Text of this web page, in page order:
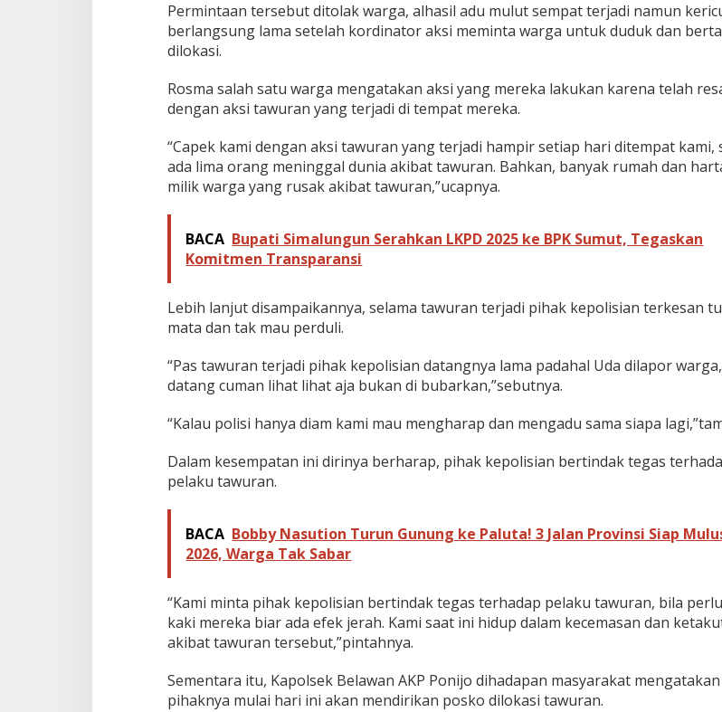
Permintaan tersebut ditolak warga, alhasil adu mulut sempat terjadi namun
berlangsung lama setelah kordinator aksi meminta warga untuk duduk dan
dilokasi.
Rosma salah satu warga mengatakan aksi yang mereka lakukan karena telah
dengan aksi tawuran yang terjadi di tempat mereka.
“Capek kami dengan aksi tawuran yang terjadi hampir setiap hari ditempat kami,
ada lima orang meninggal dunia akibat tawuran. Bahkan, banyak rumah dan
milik warga yang rusak akibat tawuran,”ucapnya.
BACA Bupati Simalungun Serahkan LKPD 2025 ke BPK Sumut, Tegaskan
Komitmen Transparansi
Lebih lanjut disampaikannya, selama tawuran terjadi pihak kepolisian terkesan
mata dan tak mau perduli.
“Pas tawuran terjadi pihak kepolisian datangnya lama padahal Uda dilapor
datang cuman lihat lihat aja bukan di bubarkan,”sebutnya.
“Kalau polisi hanya diam kami mau mengharap dan mengadu sama siapa
Dalam kesempatan ini dirinya berharap, pihak kepolisian bertindak tegas
pelaku tawuran.
BACA Bobby Nasution Turun Gunung ke Paluta! 3 Jalan Provinsi Siap
2026, Warga Tak Sabar
“Kami minta pihak kepolisian bertindak tegas terhadap pelaku tawuran, bila
kaki mereka biar ada efek jerah. Kami saat ini hidup dalam kecemasan dan
akibat tawuran tersebut,”pintahnya.
Sementara itu, Kapolsek Belawan AKP Ponijo dihadapan masyarakat mengatakan
pihaknya mulai hari ini akan mendirikan posko dilokasi tawuran.